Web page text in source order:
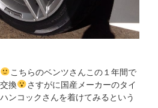
こちらのベンツさんこの１年間で
換
さすがに国産メーカーのタイ
ンコックさんを着けてみるという